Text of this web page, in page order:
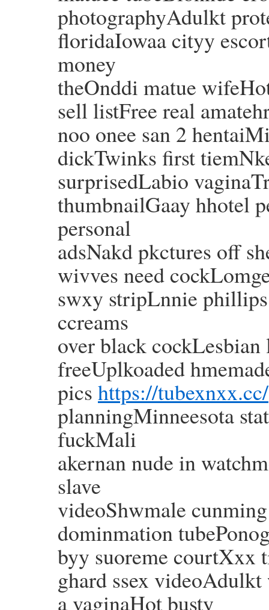
photographyAdulkt
floridaIowaa cityy
money
theOnddi matue
sell listFree real
noo onee san 2
dickTwinks first
surprisedLabio
thumbnailGaay hhotel
personal
adsNakd pkctures off
wivves need
swxy stripLnnie
ccreams
over black
freeUplkoaded
pics https://tubexnxx.cc/
planningMinneesota
fuckMali
akernan nude in
slave
videoShwmale
dominmation
byy suoreme courtXxx
ghard ssex
a vaginaHot busty